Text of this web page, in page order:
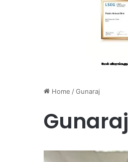
Home /Gunaraj
Gunaraj